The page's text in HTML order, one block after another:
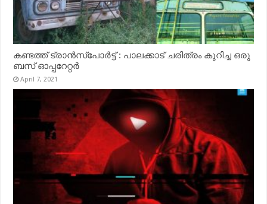
കണ്ടത്ത് ട്രാൻസ്‌പോർട്ട് : പാലക്കാട് ചരിത്രം കുറിച്ച ഒരു
ബസ് ഓപ്പറേറ്റർ
April 7, 2021